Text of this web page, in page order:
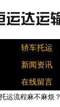
轿车托运
新闻资讯
在线留言
运流程麻不麻烦